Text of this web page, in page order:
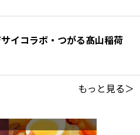
イコラボ・つがる髙山稲荷
もっと見る＞